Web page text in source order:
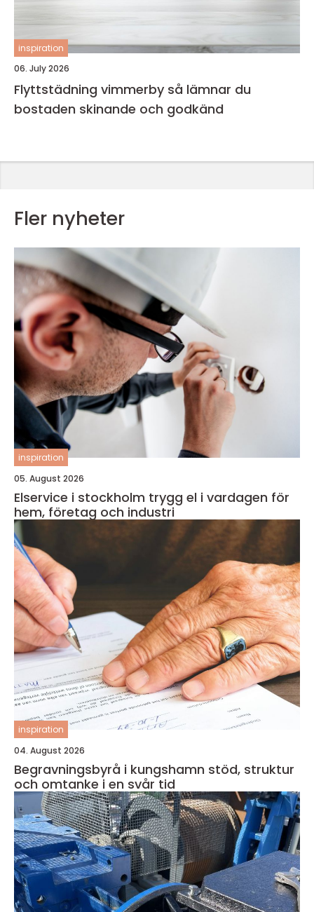
inspiration
06. July 2026
Flyttstädning vimmerby så lämnar du
bostaden skinande och godkänd
Fler nyheter
inspiration
05. August 2026
Elservice i stockholm trygg el i vardagen för
hem, företag och industri
inspiration
04. August 2026
Begravningsbyrå i kungshamn stöd, struktur
och omtanke i en svår tid